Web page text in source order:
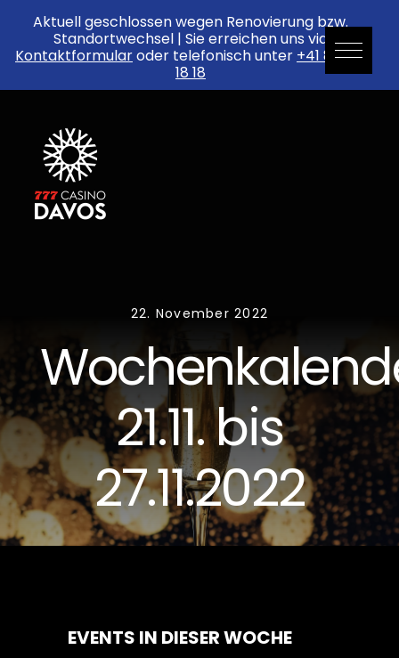
content
22. November 2022
21.11. bis
27.11.2022
EVENTS IN DIESER WOCHE
Aktuell geschlossen wegen Renovierung bzw.
Standortwechsel | Sie erreichen uns via
Kontaktformularoder telefonisch unter +41 81 552
18 18